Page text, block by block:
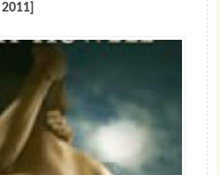
2011]